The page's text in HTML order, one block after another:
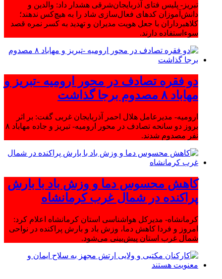
تبریز- پلیس فتای آذربایجان‌شرقی هشدار داد: والدین و
دانش‌آموزان کدهای فعال‌سازی شاد را به هیچ‌کس ندهند؛
کلاهبرداران با جعل هویت مدیران و تهدید به کسر نمره قصد
سوءاستفاده دارند.
دو فقره تصادف در محور ارومیه -تبریز و
مهاباد ۸ مصدوم برجا گذاشت
ارومیه- مدیرعامل هلال احمر آذربایجان غربی گفت: بر اثر
بروز دو سانحه تصادف در محور ارومیه- تبریز و جاده مهاباد ۸
نفر مصدوم شدند.
کاهش محسوس دما و وزش باد با بارش
پراکنده در شمال غرب کرمانشاه
کرمانشاه- مدیرکل هواشناسی استان کرمانشاه اعلام کرد:
امروز و فردا کاهش دما، وزش باد و بارش پراکنده در نواحی
شمال غرب استان پیش‌بینی می‌شود.